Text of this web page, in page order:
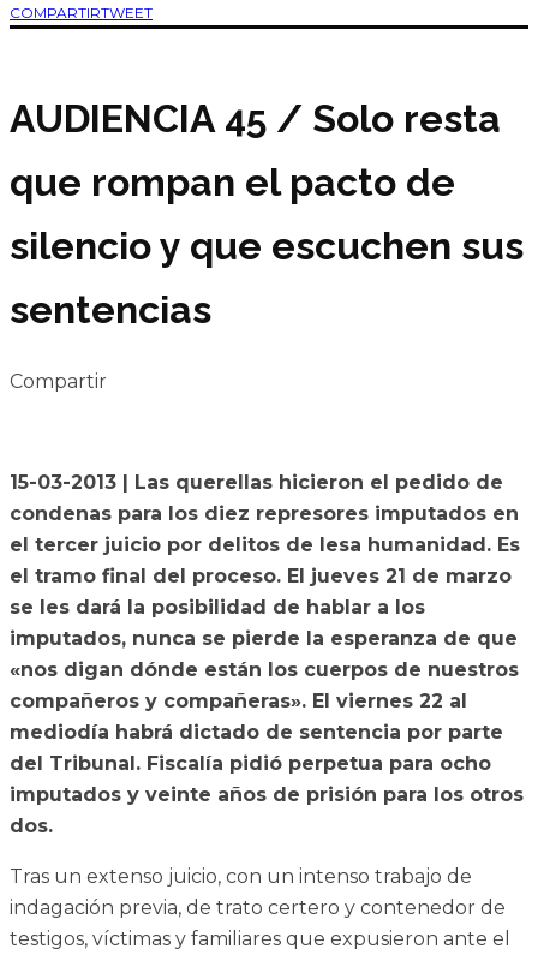
COMPARTIRTWEET
AUDIENCIA 45 / Solo resta
que rompan el pacto de
silencio y que escuchen sus
sentencias
Compartir
15-03-2013 | Las querellas hicieron el pedido de
condenas para los diez represores imputados en
el tercer juicio por delitos de lesa humanidad. Es
el tramo final del proceso. El jueves 21 de marzo
se les dará la posibilidad de hablar a los
imputados, nunca se pierde la esperanza de que
«nos digan dónde están los cuerpos de nuestros
compañeros y compañeras». El viernes 22 al
mediodía habrá dictado de sentencia por parte
del Tribunal. Fiscalía pidió perpetua para ocho
imputados y veinte años de prisión para los otros
dos.
Tras un extenso juicio, con un intenso trabajo de
indagación previa, de trato certero y contenedor de
testigos, víctimas y familiares que expusieron ante el